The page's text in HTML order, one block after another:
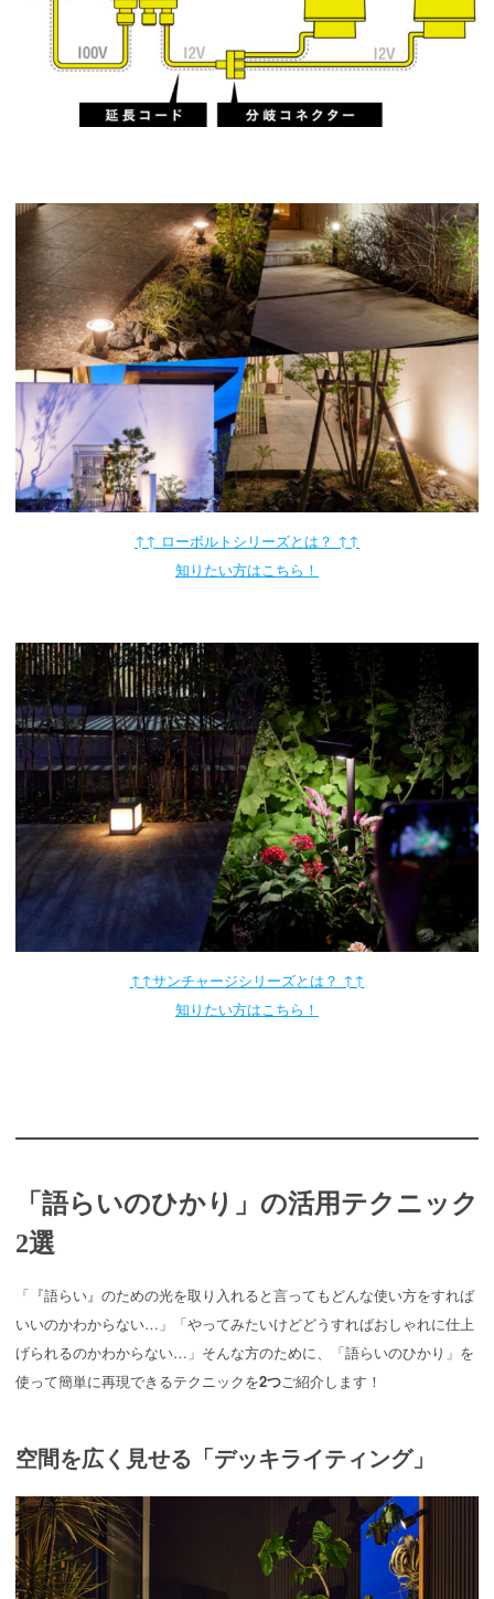
↑↑ ローボルトシリーズとは？ ↑↑
知りたい方はこちら！
↑↑サンチャージシリーズとは？ ↑↑
知りたい方はこちら！
「語らいのひかり」の活用テクニック
2選
「『語らい』のための光を取り入れると言ってもどんな使い方をすれば
いいのかわからない…」「やってみたいけどどうすればおしゃれに仕上
げられるのかわからない…」そんな方のために、「語らいのひかり」を
使って簡単に再現できるテクニックを2つご紹介します！
空間を広く見せる「デッキライティング」